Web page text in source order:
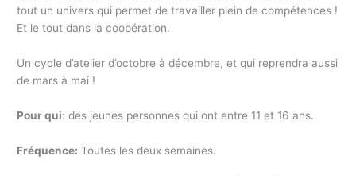
tout un univers qui permet de travailler plein de compétences !
Et le tout dans la coopération.
Un cycle d’atelier d’octobre à décembre, et qui reprendra aussi
de mars à mai !
Pour qui: des jeunes personnes qui ont entre 11 et 16 ans.
Fréquence: Toutes les deux semaines.